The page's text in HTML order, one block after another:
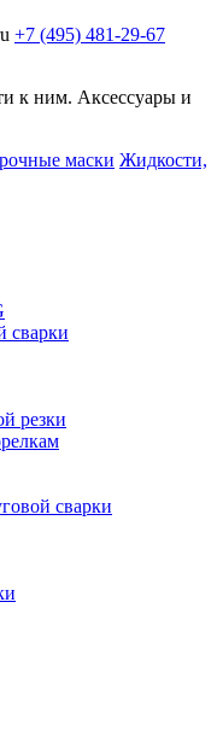
+7 (495) 481-29-67
к ним. Аксессуары и
маски Жидкости,
сварки
резки
сварки